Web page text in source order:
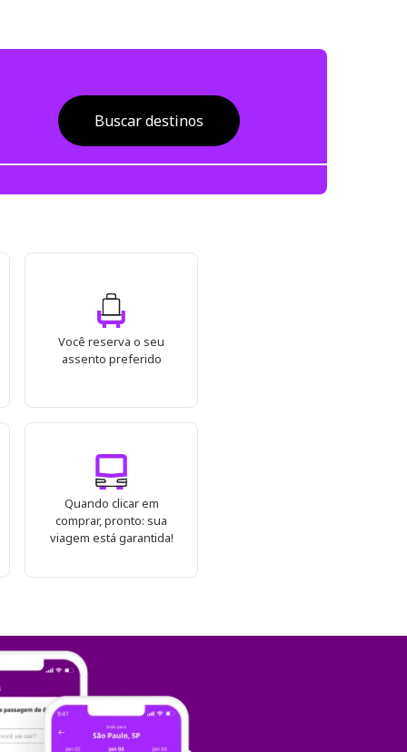
Buscar destinos
Você reserva o seu
assento preferido
Quando clicar em
comprar, pronto: sua
viagem está garantida!